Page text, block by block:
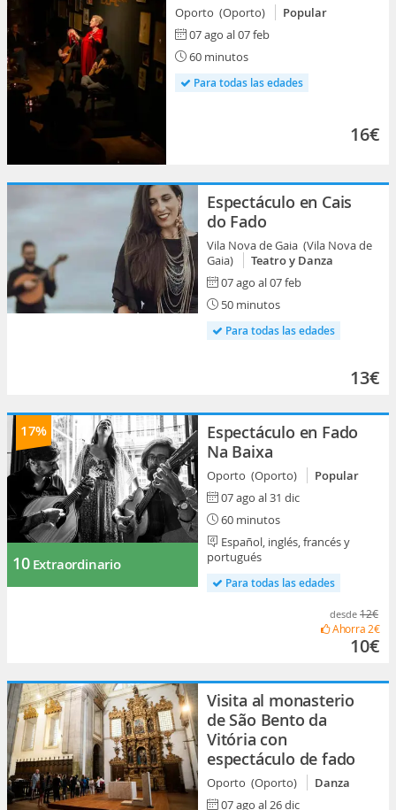
Oporto (Oporto)
Popular
07 ago al 07 feb
60 minutos
Para todas las edades
16€
Espectáculo en Cais
do Fado
Vila Nova de Gaia (Vila Nova de
Gaia)
Teatro y Danza
07 ago al 07 feb
50 minutos
Para todas las edades
13€
17%
10 Extraordinario
Espectáculo en Fado
Na Baixa
Oporto (Oporto)
Popular
07 ago al 31 dic
60 minutos
Español, inglés, francés y
portugués
Para todas las edades
desde 12€
Ahorra 2€
10€
Visita al monasterio
de São Bento da
Vitória con
espectáculo de fado
Oporto (Oporto)
Danza
07 ago al 26 dic